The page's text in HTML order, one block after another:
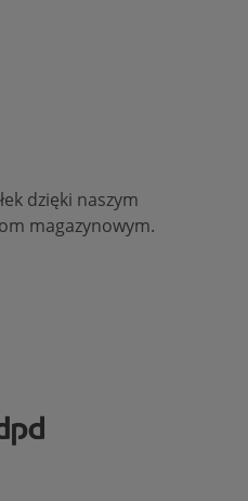
dzięki naszym
magazynowym.